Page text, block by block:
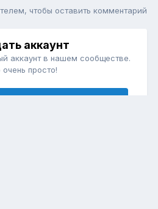
чтобы оставить комментарий
аккаунт
аккаунт в нашем сообществе.
очень просто!